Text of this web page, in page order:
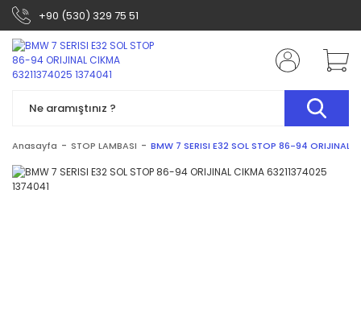
+90 (530) 329 75 51
Anasayfa STOP LAMBASI BMW 7 SERISI E32 SOL STOP 86-94 ORIJINAL